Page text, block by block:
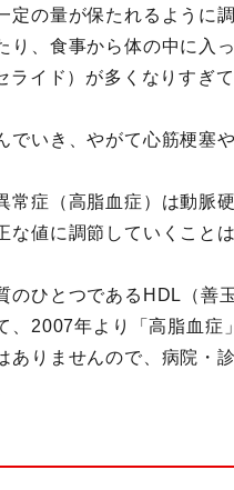
の量が保たれるように
り、食事から体の中に入
イド）が多くなりすぎ
いき、やがて心筋梗塞
症（高脂血症）は動脈
値に調節していくこと
ひとつであるHDL（善
2007年より「高脂血症
りませんので、病院・